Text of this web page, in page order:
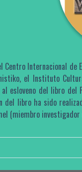
Centro Internacional
el Instituto
esloveno del libro del
del libro ha sido
(miembro investigador